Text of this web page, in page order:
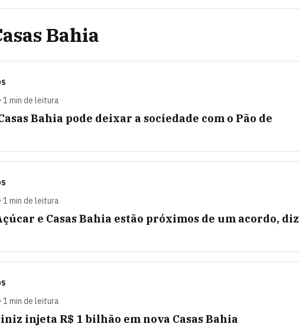
Bahia
1 min de leitura
Bahia pode deixar a sociedade com o Pão de
1 min de leitura
e Casas Bahia estão próximos de um acordo, diz
1 min de leitura
injeta R$ 1 bilhão em nova Casas Bahia